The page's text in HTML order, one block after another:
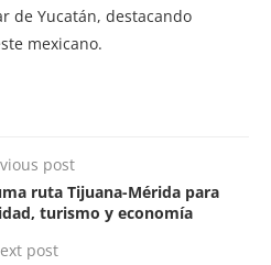
de Yucatán, destacando
mexicano.
post
ruta Tijuana-Mérida para
turismo y economía
post